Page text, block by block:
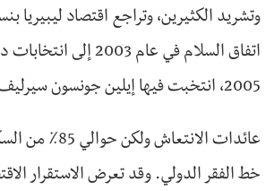
اتفاق السلام في عام 2003
2005، انتخبت فيها إيلين جونسون سيرليف رئيسا.
عائدات الانتعاش
خط الفقر الدولي. وقد تعرض الاستقرار